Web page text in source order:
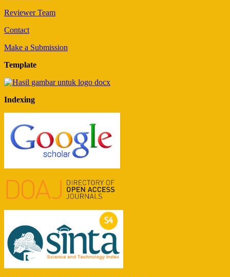
Reviewer Team
Contact
Make a Submission
Template
Indexing